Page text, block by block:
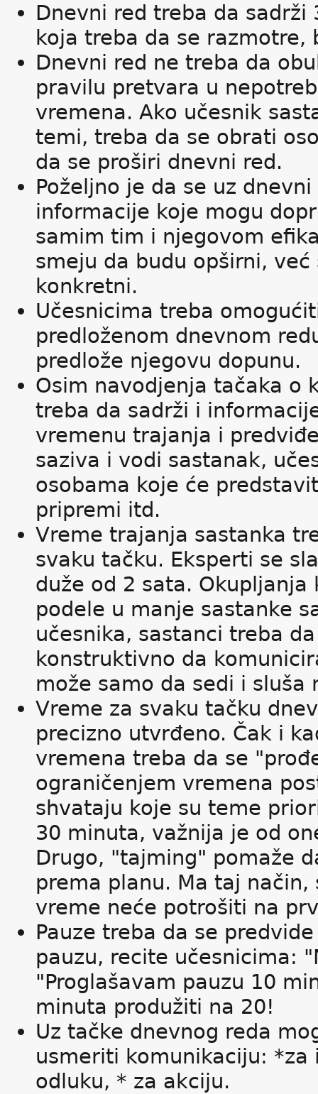
Dnevni red treba da
koja treba da se razmotre,
Dnevni red ne treba da
pravilu pretvara u
vremena. Ako učesnik
temi, treba da se obrati
da se proširi dnevni red.
Poželjno je da se uz
informacije koje mogu
samim tim i njegovom
smeju da budu opširni,
konkretni.
Učesnicima treba
predloženom dnevnom
predlože njegovu dopunu.
Osim navodjenja tačaka o
treba da sadrži i
vremenu trajanja i
saziva i vodi sastanak,
osobama koje će
pripremi itd.
Vreme trajanja sastanka
svaku tačku. Eksperti se
duže od 2 sata.
podele u manje sastanke
učesnika, sastanci treba
konstruktivno da
može samo da sedi i sluša
Vreme za svaku tačku
precizno utvrđeno. Čak i
vremena treba da se
ograničenjem vremena
shvataju koje su teme
30 minuta, važnija je od
Drugo, "tajming" pomaže
prema planu. Ma taj
vreme neće potrošiti na
Pauze treba da se
pauzu, recite učesnicima:
"Proglašavam pauzu 10
minuta produžiti na 20!
Uz tačke dnevnog reda
usmeriti komunikaciju:
odluku, * za akciju.